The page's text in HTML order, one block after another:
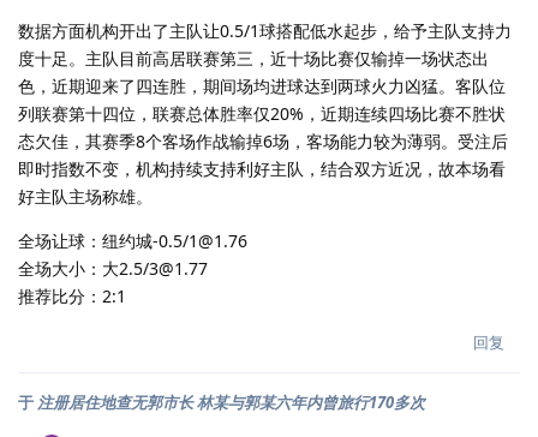
数据方面机构开出了主队让0.5/1球搭配低水起步，给予主队支持力
度十足。主队目前高居联赛第三，近十场比赛仅输掉一场状态出
色，近期迎来了四连胜，期间场均进球达到两球火力凶猛。客队位
列联赛第十四位，联赛总体胜率仅20%，近期连续四场比赛不胜状
态欠佳，其赛季8个客场作战输掉6场，客场能力较为薄弱。受注后
即时指数不变，机构持续支持利好主队，结合双方近况，故本场看
好主队主场称雄。
全场让球：纽约城-0.5/1@1.76
全场大小：大2.5/3@1.77
推荐比分：2:1
回复
于 注册居住地查无郭市长 林某与郭某六年内曾旅行170多次